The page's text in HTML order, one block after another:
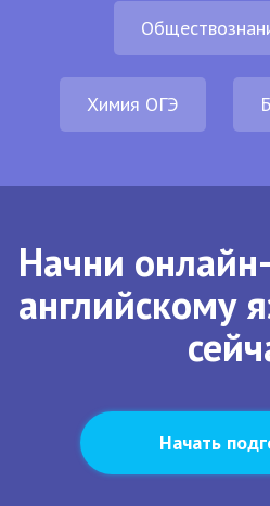
Химия ОГЭ
Начни
английскому
Начать